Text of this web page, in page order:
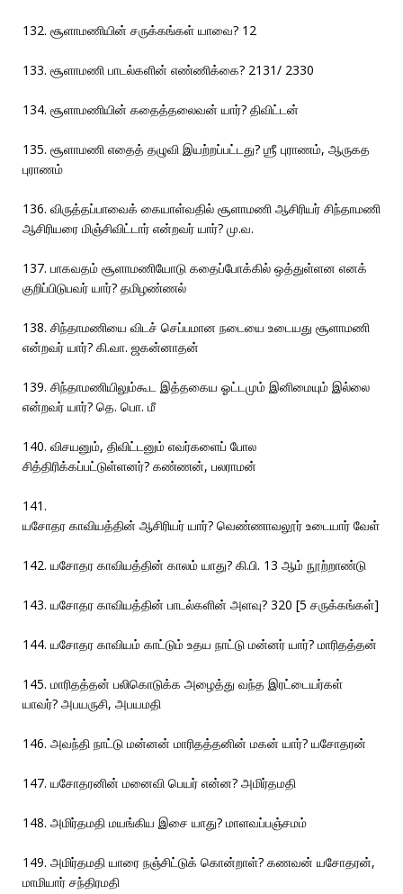
132. சூளாமணியின் சருக்கங்கள் யாவை? 12
133. சூளாமணி பாடல்களின் எண்ணிக்கை? 2131/ 2330
134. சூளாமணியின் கதைத்தலைவன் யார்? திவிட்டன்
135. சூளாமணி எதைத் தழுவி இயற்றப்பட்டது? ஶ்ரீ புராணம், ஆருகத
புராணம்
136. விருத்தப்பாவைக் கையாள்வதில் சூளாமணி ஆசிரியர் சிந்தாமணி
ஆசிரியரை மிஞ்சிவிட்டார் என்றவர் யார்? மு.வ.
137. பாகவதம் சூளாமணியோடு கதைப்போக்கில் ஒத்துள்ளன எனக்
குறிப்பிடுபவர் யார்? தமிழண்ணல்
138. சிந்தாமணியை விடச் செப்பமான நடையை உடையது சூளாமணி
என்றவர் யார்? கி.வா. ஜகன்னாதன்
139. சிந்தாமணியிலும்கூட இத்தகைய ஓட்டமும் இனிமையும் இல்லை
என்றவர் யார்? தெ. பொ. மீ
140. விசயனும், திவிட்டனும் எவர்களைப் போல
சித்திரிக்கப்பட்டுள்ளனர்? கண்ணன், பலராமன்
141.
யசோதர காவியத்தின் ஆசிரியர் யார்? வெண்ணாவலூர் உடையார் வேள்
142. யசோதர காவியத்தின் காலம் யாது? கி.பி. 13 ஆம் நூற்றாண்டு
143. யசோதர காவியத்தின் பாடல்களின் அளவு? 320 [5 சருக்கங்கள்]
144. யசோதர காவியம் காட்டும் உதய நாட்டு மன்னர் யார்? மாரிதத்தன்
145. மாரிதத்தன் பலிகொடுக்க அழைத்து வந்த இரட்டையர்கள்
யாவர்? அபயருசி, அபயமதி
146. அவந்தி நாட்டு மன்னன் மாரிதத்தனின் மகன் யார்? யசோதரன்
147. யசோதரனின் மனைவி பெயர் என்ன? அமிர்தமதி
148. அமிர்தமதி மயங்கிய இசை யாது? மாளவப்பஞ்சமம்
149. அமிர்தமதி யாரை நஞ்சிட்டுக் கொன்றாள்? கணவன் யசோதரன்,
மாமியார் சந்திரமதி